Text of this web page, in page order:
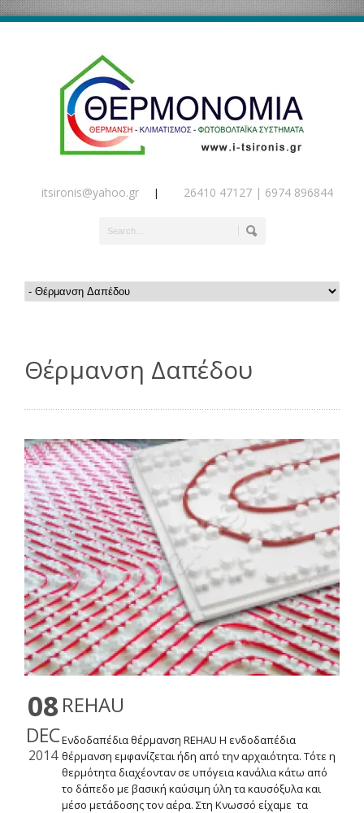
itsironis@yahoo.gr | 26410 47127 | 6974 896844
Θέρμανση Δαπέδου
08
DEC
2014
REHAU
Ενδοδαπέδια θέρμανση REHAU Η ενδοδαπέδια
θέρμανση εμφανίζεται ήδη από την αρχαιότητα. Τότε η
θερμότητα διαχέονταν σε υπόγεια κανάλια κάτω από
το δάπεδο με βασική καύσιμη ύλη τα καυσόξυλα και
μέσο μετάδοσης τον αέρα. Στη Κνωσσό είχαμε τα